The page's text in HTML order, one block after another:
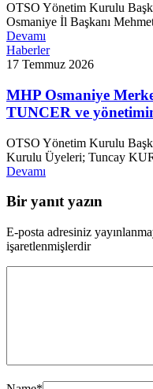
OTSO Yönetim Kurulu
Osmaniye İl Başkanı
Devamı
Haberler
17 Temmuz 2026
MHP Osmaniye
TUNCER ve
OTSO Yönetim Kurulu
Kurulu Üyeleri; Tuncay
Devamı
Bir yanıt yazın
E-posta adresiniz
işaretlenmişlerdir